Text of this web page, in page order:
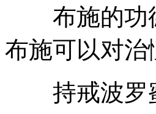
布施的功德
布施可以对
持戒波罗